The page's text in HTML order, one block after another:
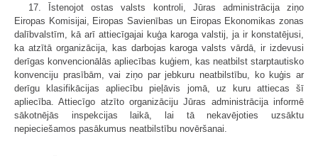
17. Īstenojot ostas valsts kontroli, Jūras administrācija ziņo
Eiropas Komisijai, Eiropas Savienības un Eiropas Ekonomikas zonas
dalībvalstīm, kā arī attiecīgajai kuģa karoga valstij, ja ir konstatējusi,
ka atzītā organizācija, kas darbojas karoga valsts vārdā, ir izdevusi
derīgas konvencionālās apliecības kuģiem, kas neatbilst starptautisko
konvenciju prasībām, vai ziņo par jebkuru neatbilstību, ko kuģis ar
derīgu klasifikācijas apliecību pieļāvis jomā, uz kuru attiecas šī
apliecība. Attiecīgo atzīto organizāciju Jūras administrācija informē
sākotnējās inspekcijas laikā, lai tā nekavējoties uzsāktu
nepieciešamos pasākumus neatbilstību novēršanai.